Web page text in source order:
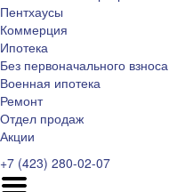
Пентхаусы
Коммерция
Ипотека
Без первоначального взноса
Военная ипотека
Ремонт
Отдел продаж
Акции
+7 (423) 280-02-07